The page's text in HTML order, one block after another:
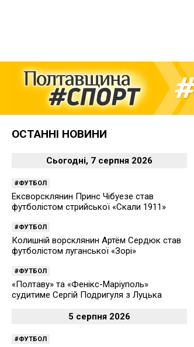
ОСТАННІ НОВИНИ
Сьогодні, 7 серпня 2026
ФУТБОЛ
Ексворсклянин Принс Чібуезе став
футболістом стрийської «Скали 1911»
ФУТБОЛ
Колишній ворсклянин Артём Сердюк став
футболістом луганської «Зорі»
ФУТБОЛ
«Полтаву» та «Фенікс-Маріуполь»
судитиме Сергій Подригуля з Луцька
5 серпня 2026
ФУТБОЛ